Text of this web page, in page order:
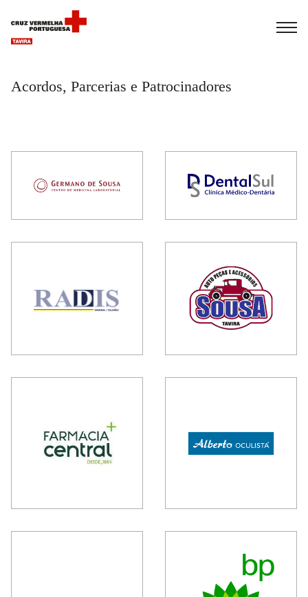
Acordos, Parcerias e Patrocinadores